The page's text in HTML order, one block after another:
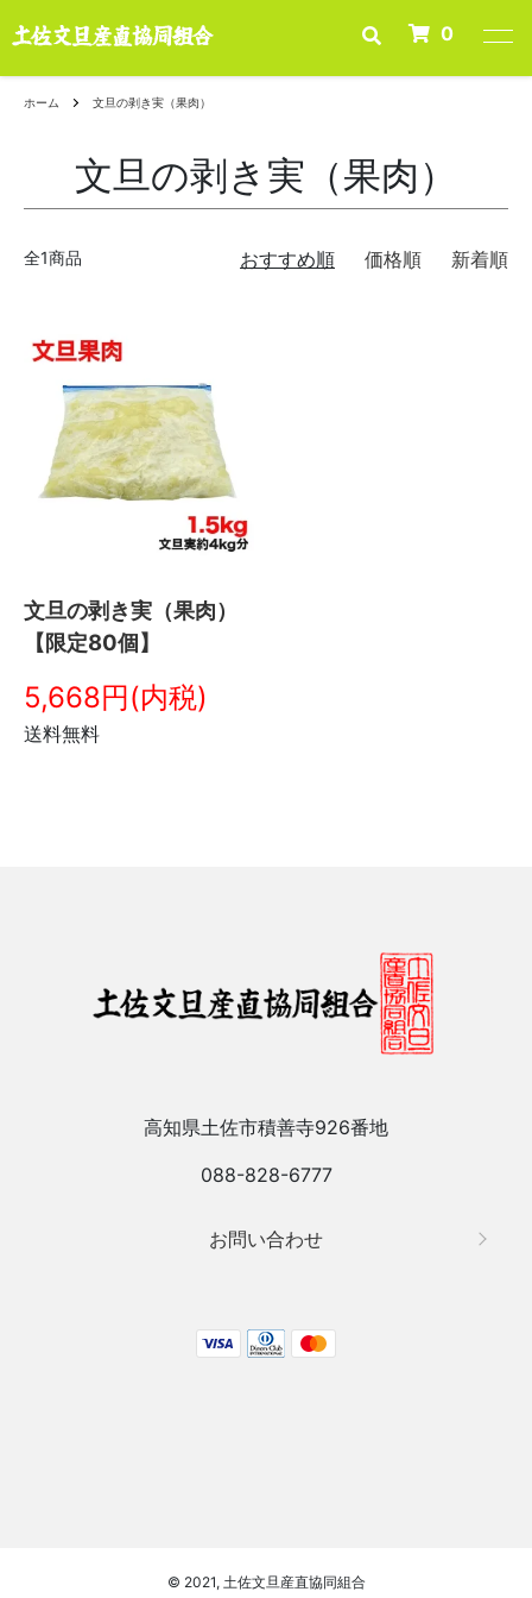
0
ホーム 文旦の剥き実（果肉）
文旦の剥き実（果肉）
全1商品 おすすめ順 価格順 新着順
文旦の剥き実（果肉）
【限定80個】
5,668円(内税)
送料無料
高知県土佐市積善寺926番地
088-828-6777
お問い合わせ
© 2021, 土佐文旦産直協同組合